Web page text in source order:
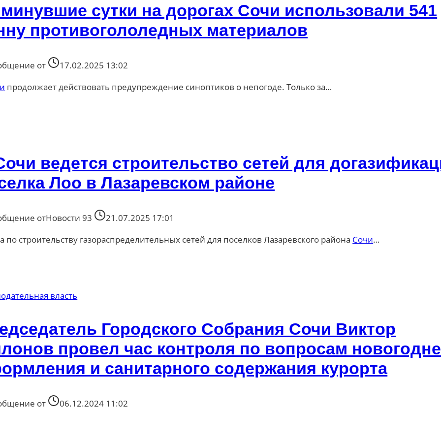
сутки на дорогах Сочи использовали 541
противогололедных материалов
от
17.02.2025 13:02
продолжает действовать предупреждение синоптиков о непогоде. Только за…
ведется строительство сетей для
Лоо в Лазаревском районе
отНовости 93
21.07.2025 17:01
по строительству газораспределительных сетей для поселков Лазаревского района Сочи…
власть
Городского Собрания Сочи Виктор
провел час контроля по вопросам
и санитарного содержания курорта
от 06.12.2024 11:02